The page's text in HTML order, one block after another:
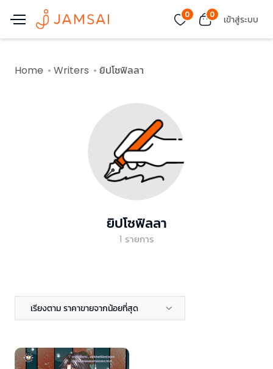
0 0 เข้าสู่ระบบ
Home Writers ยิปโซฟิลลา
ยิปโซฟิลลา
1 รายการ
เรียงตาม ราคาขายจากน้อยที่สุด